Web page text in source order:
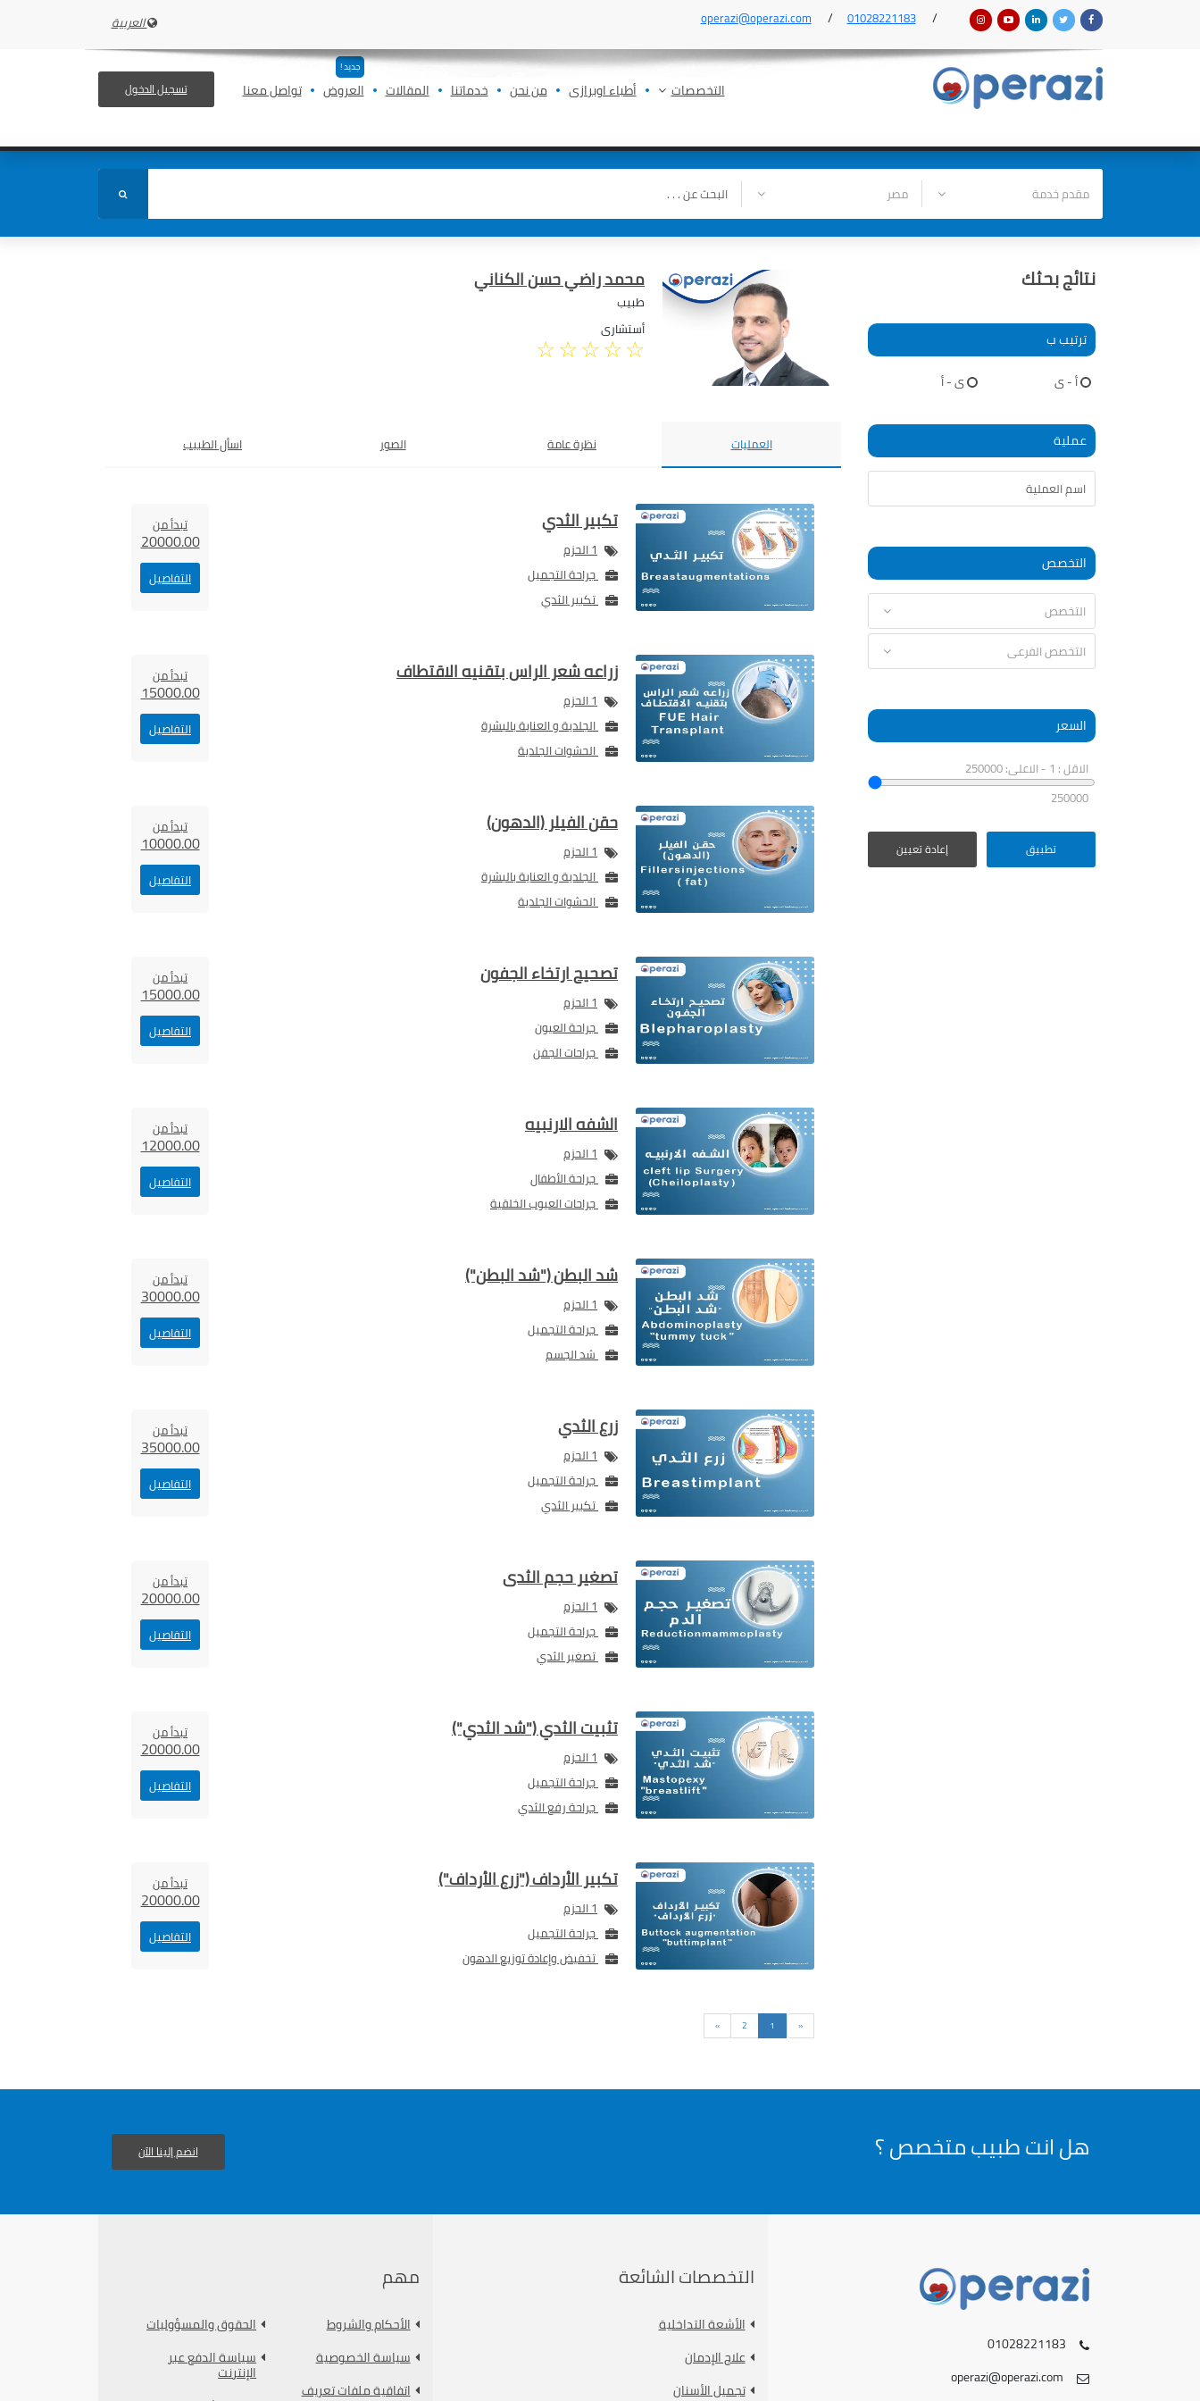
العربية operazi@operazi.com 01028221183
التخصصات أطباء اوبرازى من نحن خدماتنا المقالات
جديد !
العروض تواصل معنا تسجيل الدخول
نتائج بحثك
ترتيب ب
أ - ى ى - أ
عملية
التخصص
السعر
الاقل : 1 - الاعلى: 250000
250000
إعادة تعيين تطبيق
محمد راضي حسن الكناني
طبيب
أستشارى
☆☆☆☆☆
العمليات نظرة عامة الصور اسأل الطبيب
تكبير الثدي
1 الحزم
جراحة التجميل
تكبير الثدي
تبدأ من
20000.00
التفاصيل
زراعه شعر الراس بتقنيه الاقتطاف
1 الحزم
الجلدية و العناية بالبشرة
الحشوات الجلدية
تبدأ من
15000.00
التفاصيل
حقن الفيلر (الدهون)
1 الحزم
الجلدية و العناية بالبشرة
الحشوات الجلدية
تبدأ من
10000.00
التفاصيل
تصحيح ارتخاء الجفون
1 الحزم
جراحة العيون
جراحات الجفن
تبدأ من
15000.00
التفاصيل
الشفه الارنبيه
1 الحزم
جراحة الأطفال
جراحات العيوب الخلقية
تبدأ من
12000.00
التفاصيل
شد البطن ("شد البطن")
1 الحزم
جراحة التجميل
شد الجسم
تبدأ من
30000.00
التفاصيل
زرع الثدي
1 الحزم
جراحة التجميل
تكبير الثدي
تبدأ من
35000.00
التفاصيل
تصغير حجم الثدى
1 الحزم
جراحة التجميل
تصغير الثدي
تبدأ من
20000.00
التفاصيل
تثبيت الثدي ("شد الثدي")
1 الحزم
جراحة التجميل
جراحة رفع الثدي
تبدأ من
20000.00
التفاصيل
تكبير الأرداف ("زرع الأرداف")
1 الحزم
جراحة التجميل
تخفيض وإعادة توزيع الدهون
تبدأ من
20000.00
التفاصيل
«السابق 1
2
»التالى
هل انت طبيب متخصص ؟ انضم إلينا الآن
01028221183
operazi@operazi.com
التخصصات الشائعة
الأشعة التداخلية
علاج الإدمان
تجميل الأسنان
مهم
الأحكام والشروط
سياسة الخصوصية
اتفاقية ملفات تعريف
الحقوق والمسؤوليات
سياسة الدفع عبر
الإنترنت